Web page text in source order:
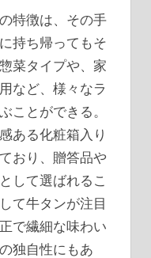
特徴は、その手
持ち帰ってもそ
菜タイプや、家
など、様々なラ
ことができる。
ある化粧箱入り
おり、贈答品や
して選ばれるこ
て牛タンが注目
で繊細な味わい
独自性にもあ